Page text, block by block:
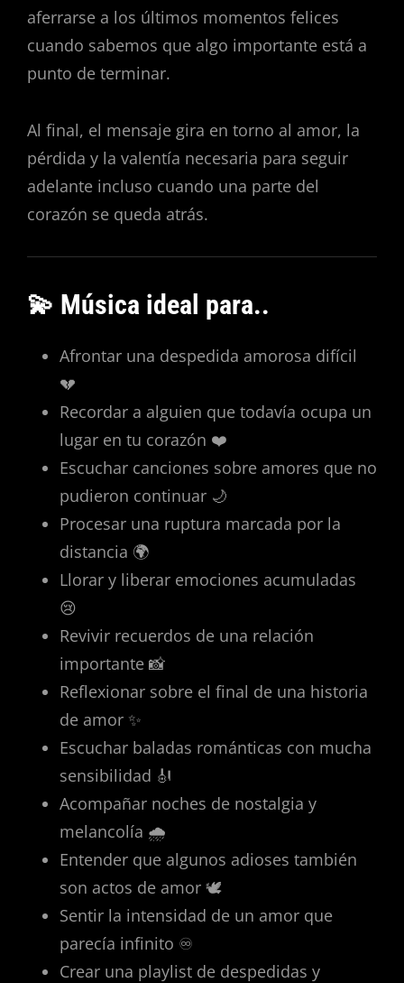
aferrarse a los últimos momentos felices
cuando sabemos que algo importante está a
punto de terminar.
Al final, el mensaje gira en torno al amor, la
pérdida y la valentía necesaria para seguir
adelante incluso cuando una parte del
corazón se queda atrás.
💫 Música ideal para..
Afrontar una despedida amorosa difícil
💔
Recordar a alguien que todavía ocupa un
lugar en tu corazón ❤️
Escuchar canciones sobre amores que no
pudieron continuar 🌙
Procesar una ruptura marcada por la
distancia 🌍
Llorar y liberar emociones acumuladas
😢
Revivir recuerdos de una relación
importante 📸
Reflexionar sobre el final de una historia
de amor ✨
Escuchar baladas románticas con mucha
sensibilidad 🎻
Acompañar noches de nostalgia y
melancolía 🌧️
Entender que algunos adioses también
son actos de amor 🕊️
Sentir la intensidad de un amor que
parecía infinito ♾️
Crear una playlist de despedidas y